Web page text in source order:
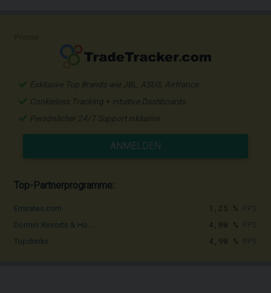
Exklusive Top Brands wie JBL, ASUS, Airfrance
Cookieless Tracking + intuitive Dashboards
Persönlicher 24/7 Support inklusive
ANMELDEN
Top-Partnerprogramme:
Emirates.com 1,25 %
Dormio Resorts & Ho... 4,00 %
Topdrinks 4,90 %